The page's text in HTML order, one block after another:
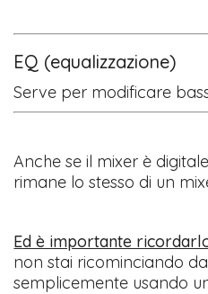
EQ (equalizzazione)
Serve per modificare
Anche se il mixer è
rimane lo stesso di un
Ed è importante
non stai ricominciando
semplicemente usando